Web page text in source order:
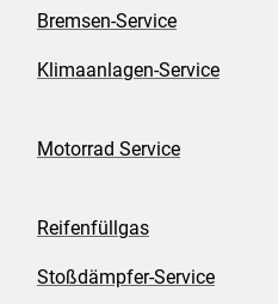
Bremsen-Service
Klimaanlagen-Service
Motorrad Service
Reifenfüllgas
Stoßdämpfer-Service